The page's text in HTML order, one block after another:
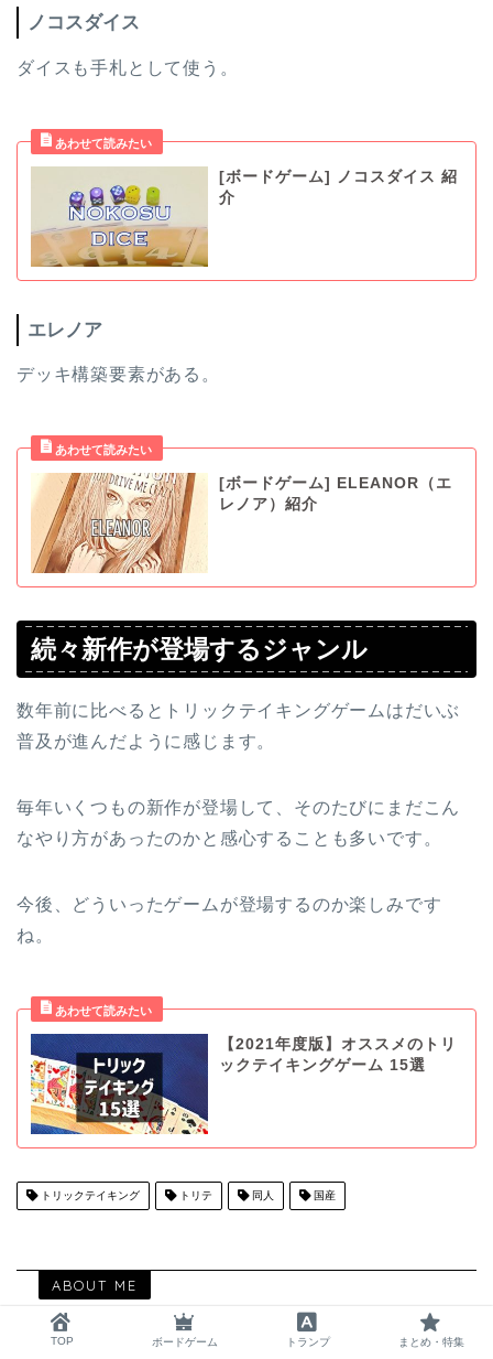
ノコスダイス
ダイスも手札として使う。
[ボードゲーム] ノコスダイス 紹
介
エレノア
デッキ構築要素がある。
[ボードゲーム] ELEANOR（エ
レノア）紹介
続々新作が登場するジャンル
数年前に比べるとトリックテイキングゲームはだいぶ
普及が進んだように感じます。
毎年いくつもの新作が登場して、そのたびにまだこん
なやり方があったのかと感心することも多いです。
今後、どういったゲームが登場するのか楽しみです
ね。
【2021年度版】オススメのトリ
ックテイキングゲーム 15選
トリックテイキング トリテ 同人 国産
ABOUT ME
TOP ボードゲーム トランプ まとめ・特集